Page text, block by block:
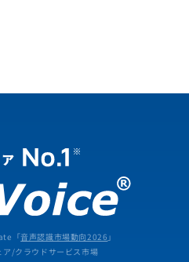
「音声認識市場動向2026 」
ア/クラウドサービス市場